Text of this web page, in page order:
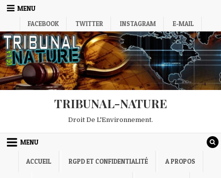
Skip
MENU
FACEBOOK
TWITTER INSTAGRAM E-MAIL
TRIBUNAL-NATURE
Droit De L'Environnement.
MENU
ACCUEIL RGPD ET CONFIDENTIALITÉ A PROPOS